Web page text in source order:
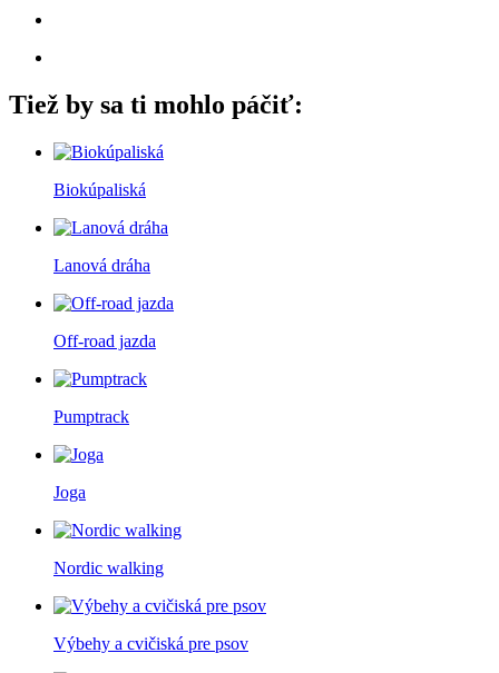
Tiež by sa ti mohlo páčiť:
Biokúpaliská
Lanová dráha
Off-road jazda
Pumptrack
Joga
Nordic walking
Výbehy a cvičiská pre psov